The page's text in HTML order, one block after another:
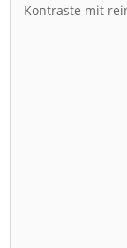
Kontraste mit